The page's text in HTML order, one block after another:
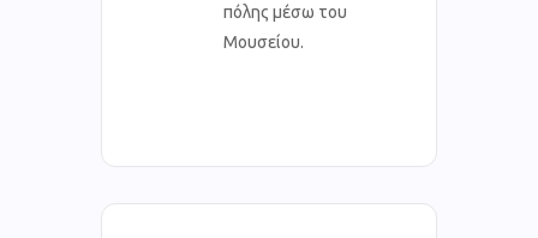
πόλης μέσω του
Μουσείου.